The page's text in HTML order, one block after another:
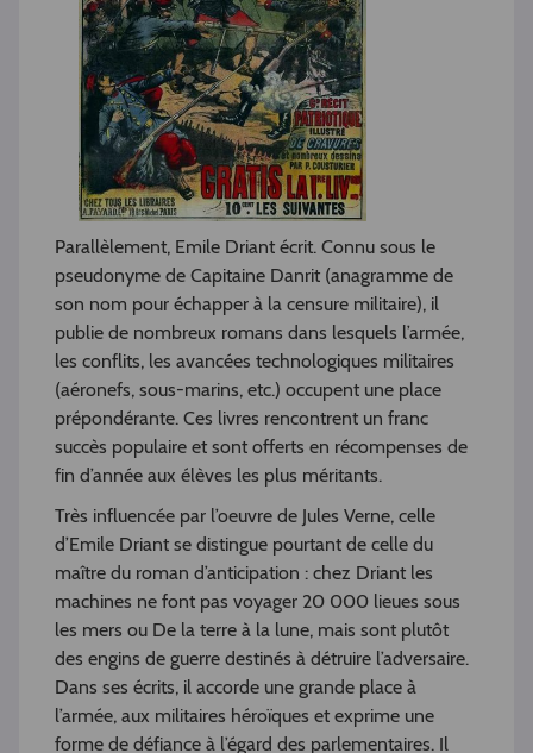
Parallèlement, Emile Driant écrit. Connu sous le
pseudonyme de Capitaine Danrit (anagramme de
son nom pour échapper à la censure militaire), il
publie de nombreux romans dans lesquels l’armée,
les conflits, les avancées technologiques militaires
(aéronefs, sous-marins, etc.) occupent une place
prépondérante. Ces livres rencontrent un franc
succès populaire et sont offerts en récompenses de
fin d’année aux élèves les plus méritants.
Très influencée par l’oeuvre de Jules Verne, celle
d’Emile Driant se distingue pourtant de celle du
maître du roman d’anticipation : chez Driant les
machines ne font pas voyager 20 000 lieues sous
les mers ou De la terre à la lune, mais sont plutôt
des engins de guerre destinés à détruire l’adversaire.
Dans ses écrits, il accorde une grande place à
l’armée, aux militaires héroïques et exprime une
forme de défiance à l’égard des parlementaires. Il